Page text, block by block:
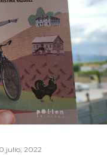
julio, 2022